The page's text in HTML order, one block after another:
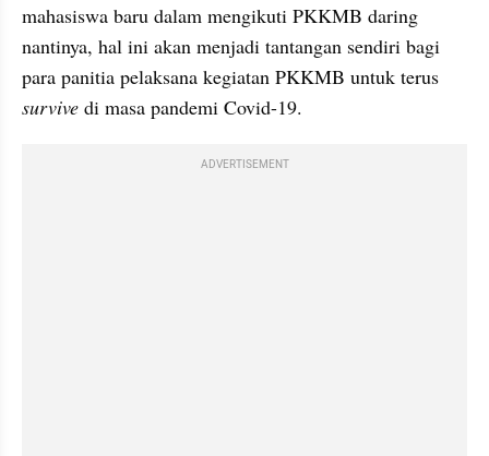
mahasiswa baru dalam mengikuti PKKMB daring
nantinya, hal ini akan menjadi tantangan sendiri bagi
survive di masa pandemi Covid-19.
ADVERTISEMENT